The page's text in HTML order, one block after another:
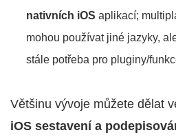
nativních iOS aplikací;
mohou používat jiné jazyky,
stále potřeba pro pluginy/
Většinu vývoje můžete dělat
iOS sestavení a